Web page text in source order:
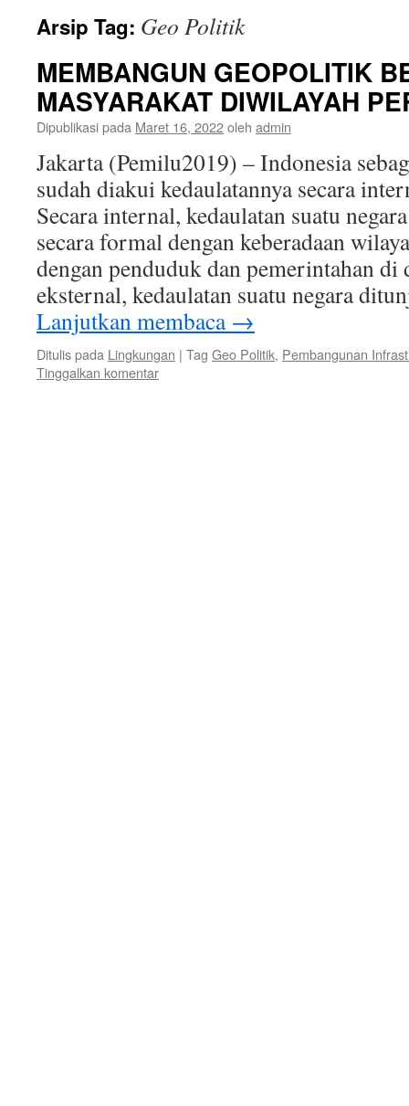
Arsip Tag: Geo Politik
MEMBANGUN GEOPOLITIK
MASYARAKAT DIWILAYAH
Dipublikasi pada Maret 16, 2022oleh admin
Jakarta (Pemilu2019) – Indonesia
sudah diakui kedaulatannya secara
Secara internal, kedaulatan suatu
secara formal dengan keberadaan
dengan penduduk dan pemerintahan di
eksternal, kedaulatan suatu negara
Lanjutkan membaca →
Ditulis pada Lingkungan | Tag Geo Politik, Pembangunan
Tinggalkan komentar